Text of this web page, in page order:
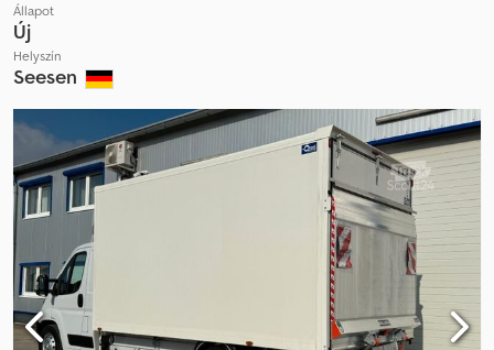
Állapot
Új
Helyszín
Seesen